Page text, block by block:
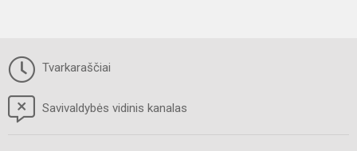
Tvarkaraščiai
Savivaldybės vidinis kanalas